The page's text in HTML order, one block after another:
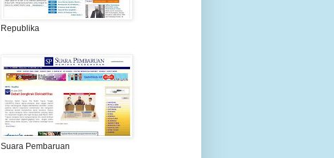
Republika
Suara Pembaruan